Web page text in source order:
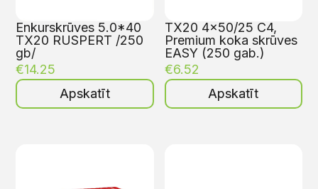
Enkurskrūves 5.0*40
TX20 RUSPERT /250
gb/
€14.25
Apskatīt
TX20 4×50/25 C4,
Premium koka skrūves
EASY (250 gab.)
€6.52
Apskatīt